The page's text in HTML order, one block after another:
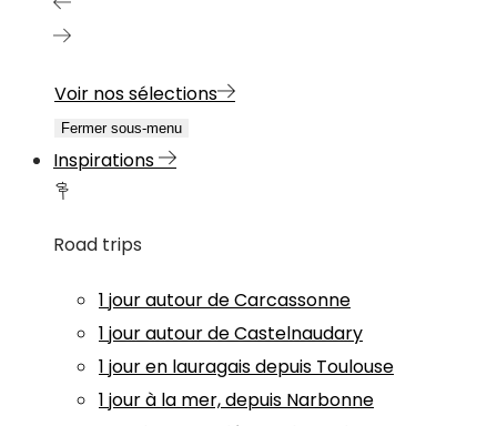
Voir nos sélections
Fermer sous-menu
Inspirations
Road trips
1 jour autour de Carcassonne
1 jour autour de Castelnaudary
1 jour en lauragais depuis Toulouse
1 jour à la mer, depuis Narbonne